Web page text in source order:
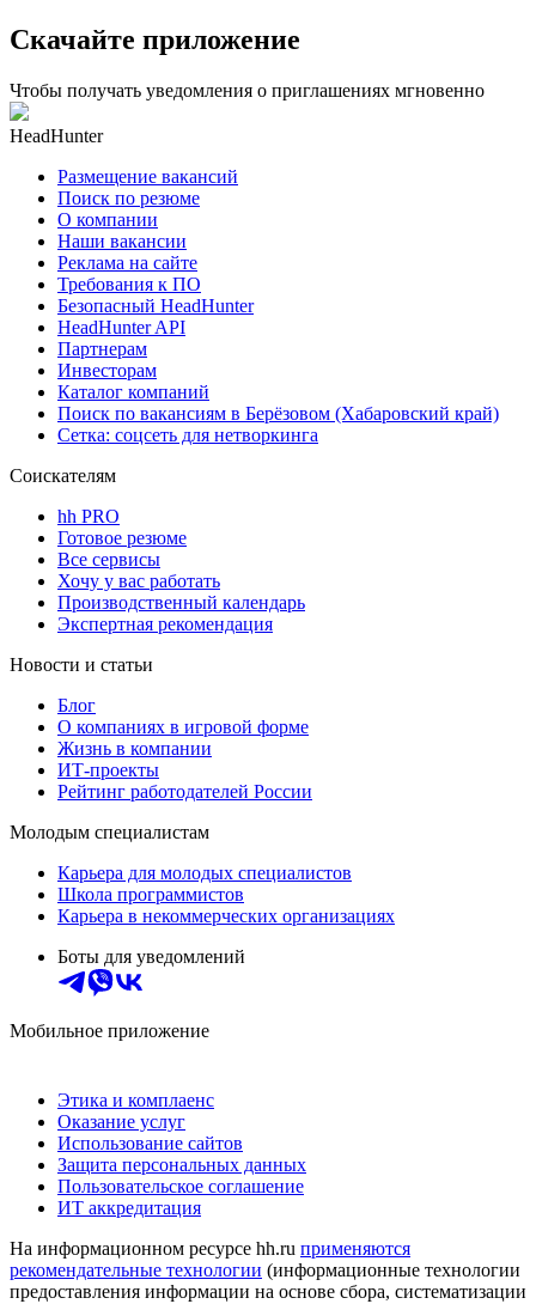
Скачайте приложение
Чтобы получать уведомления о приглашениях мгновенно
HeadHunter
Размещение вакансий
Поиск по резюме
О компании
Наши вакансии
Реклама на сайте
Требования к ПО
Безопасный HeadHunter
HeadHunter API
Партнерам
Инвесторам
Каталог компаний
Поиск по вакансиям в Берёзовом (Хабаровский край)
Сетка: соцсеть для нетворкинга
Соискателям
hh PRO
Готовое резюме
Все сервисы
Хочу у вас работать
Производственный календарь
Экспертная рекомендация
Новости и статьи
Блог
О компаниях в игровой форме
Жизнь в компании
ИТ-проекты
Рейтинг работодателей России
Молодым специалистам
Карьера для молодых специалистов
Школа программистов
Карьера в некоммерческих организациях
Боты для уведомлений
Мобильное приложение
Этика и комплаенс
Оказание услуг
Использование сайтов
Защита персональных данных
Пользовательское соглашение
ИТ аккредитация
На информационном ресурсе hh.ru применяются
рекомендательные технологии (информационные технологии
предоставления информации на основе сбора, систематизации